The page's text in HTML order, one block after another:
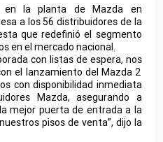
en la planta de Mazda en
a los 56 distribuidores de la
que redefinió el segmento
en el mercado nacional.
con listas de espera, nos
el lanzamiento del Mazda 2
con disponibilidad inmediata
Mazda, asegurando a
mejor puerta de entrada a la
pisos de venta”, dijo la